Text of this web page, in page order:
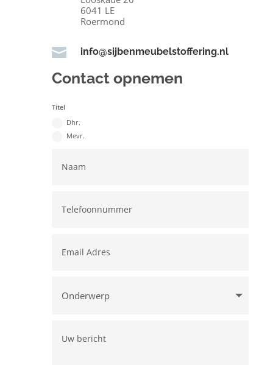
6041 LE
Roermond
 info@sijbenmeubelstoffering.nl
Contact opnemen
Titel
Dhr.
Mevr.